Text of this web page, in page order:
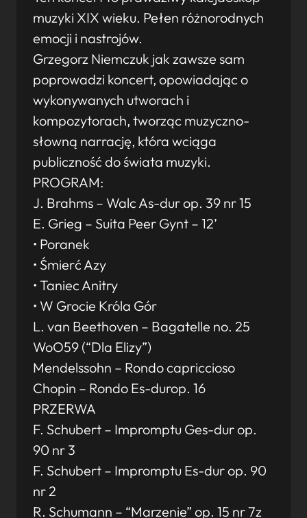
muzyki XIX wieku. Pełen różnorodnych
emocji i nastrojów.
Grzegorz Niemczuk jak zawsze sam
poprowadzi koncert, opowiadając o
wykonywanych utworach i
kompozytorach, tworząc muzyczno-
słowną narrację, która wciąga
publiczność do świata muzyki.
PROGRAM:
J. Brahms – Walc As-dur op. 39 nr 15
E. Grieg – Suita Peer Gynt – 12’
• Poranek
• Śmierć Azy
• Taniec Anitry
• W Grocie Króla Gór
L. van Beethoven – Bagatelle no. 25
WoO59 (“Dla Elizy”)
Mendelssohn – Rondo capriccioso
Chopin – Rondo Es-durop. 16
PRZERWA
F. Schubert – Impromptu Ges-dur op.
90 nr 3
F. Schubert – Impromptu Es-dur op. 90
nr 2
R. Schumann – “Marzenie” op. 15 nr 7z